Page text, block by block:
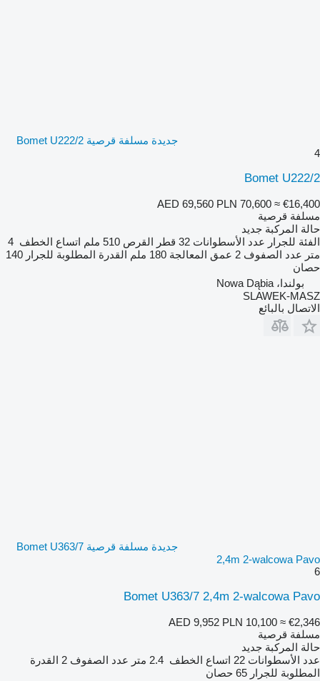
جديدة مسلفة قرصية Bomet U222/2
4
Bomet U222/2
AED 69,560 PLN 70,600 ≈ €16,400
مسلفة قرصية
حالة المركبة جديد
الفئة للجرار عدد الأسطوانات 32 قطر القرص 510 ملم اتساع الخطف 4
متر عدد الصفوف 2 عمق المعالجة 180 ملم القدرة المطلوبة للجرار 140
حصان
بولندا، Nowa Dąbia
SLAWEK-MASZ
الاتصال بالبائع
جديدة مسلفة قرصية Bomet U363/7
2,4m 2-walcowa Pavo
6
Bomet U363/7 2,4m 2-walcowa Pavo
AED 9,952 PLN 10,100 ≈ €2,346
مسلفة قرصية
حالة المركبة جديد
عدد الأسطوانات 22 اتساع الخطف 2.4 متر عدد الصفوف 2 القدرة
المطلوبة للجرار 65 حصان